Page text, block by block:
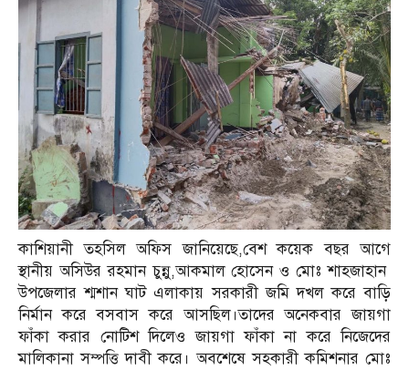
কাশিয়ানী তহসিল অফিস জানিয়েছে,বেশ কয়েক বছর আগে
স্থানীয় অসিউর রহমান চুন্নু,আকমাল হোসেন ও মোঃ শাহজাহান
উপজেলার শ্মশান ঘাট এলাকায় সরকারী জমি দখল করে বাড়ি
নির্মান করে বসবাস করে আসছিল।তাদের অনেকবার জায়গা
ফাঁকা করার নোটিশ দিলেও জায়গা ফাঁকা না করে নিজেদের
মালিকানা সম্পত্তি দাবী করে। অবশেষে সহকারী কমিশনার মোঃ